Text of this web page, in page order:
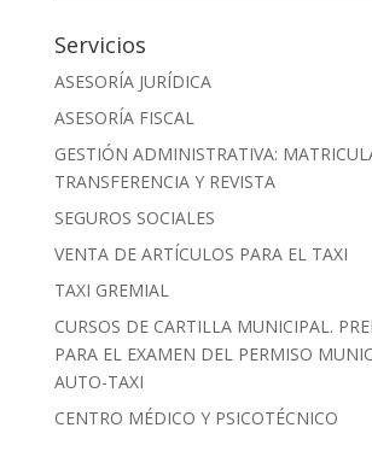
Servicios
ASESORÍA JURÍDICA
ASESORÍA FISCAL
GESTIÓN ADMINISTRATIVA:
TRANSFERENCIA Y REVISTA
SEGUROS SOCIALES
VENTA DE ARTÍCULOS PARA EL TAXI
TAXI GREMIAL
CURSOS DE CARTILLA MUNICIPAL.
PARA EL EXAMEN DEL PERMISO
AUTO-TAXI
CENTRO MÉDICO Y PSICOTÉCNICO